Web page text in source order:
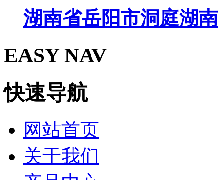
湖南省岳阳市洞庭湖
EASY NAV
快速导航
网站首页
关于我们